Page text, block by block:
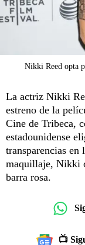
Nikki Reed opta
La actriz Nikki
estreno de la
Cine de Tribeca,
estadounidense
transparencias en
maquillaje, Nikki
barra rosa.
📺